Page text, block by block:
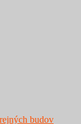
budov